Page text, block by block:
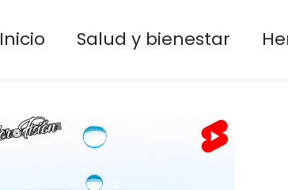
Inicio Salud y bienestar